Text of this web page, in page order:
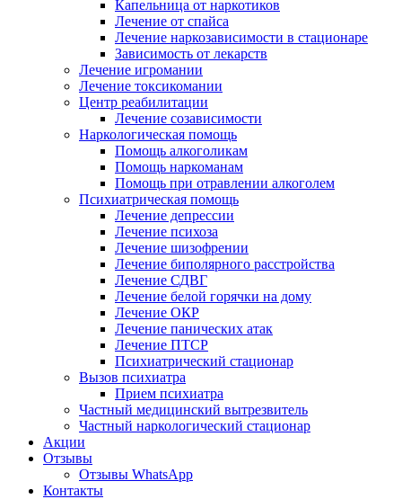
Капельница от наркотиков
Лечение от спайса
Лечение наркозависимости в стационаре
Зависимость от лекарств
Лечение игромании
Лечение токсикомании
Центр реабилитации
Лечение созависимости
Наркологическая помощь
Помощь алкоголикам
Помощь наркоманам
Помощь при отравлении алкоголем
Психиатрическая помощь
Лечение депрессии
Лечение психоза
Лечение шизофрении
Лечение биполярного расстройства
Лечение СДВГ
Лечение белой горячки на дому
Лечение ОКР
Лечение панических атак
Лечение ПТСР
Психиатрический стационар
Вызов психиатра
Прием психиатра
Частный медицинский вытрезвитель
Частный наркологический стационар
Акции
Отзывы
Отзывы WhatsApp
Контакты